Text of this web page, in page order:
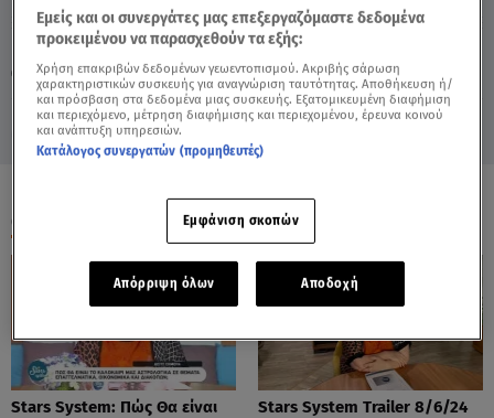
Κυριακή 9 Αυγούστου 2026
23.08.24, 11:07 ΖΩΔΙΑ
ΟΛΑ ΤΑ ΒΙΝΤΕΟ
Stars System: Πώς Θα είναι
Stars System Trailer 8/6/24
Εμείς και οι συνεργάτες μας επεξεργαζόμαστε δεδομένα
προκειμένου να παρασχεθούν τα εξής:
Χρήση επακριβών δεδομένων γεωεντοπισμού. Ακριβής σάρωση
χαρακτηριστικών συσκευής για αναγνώριση ταυτότητας. Αποθήκευση ή/
και πρόσβαση στα δεδομένα μιας συσκευής. Εξατομικευμένη διαφήμιση
και περιεχόμενο, μέτρηση διαφήμισης και περιεχομένου, έρευνα κοινού
και ανάπτυξη υπηρεσιών.
Κατάλογος συνεργατών (προμηθευτές)
Εμφάνιση σκοπών
Απόρριψη όλων Αποδοχή